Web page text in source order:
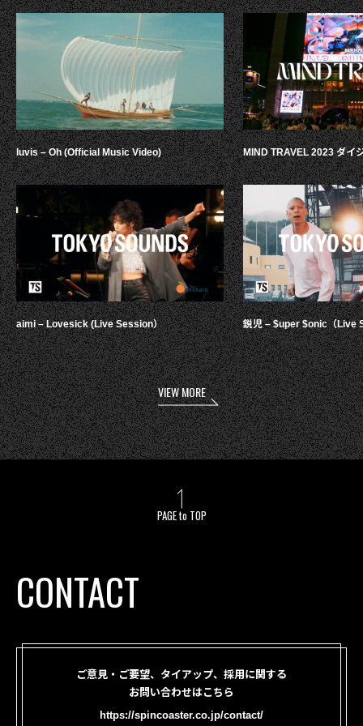
luvis – Oh (Official Music Video)
aimi – Lovesick (Live Session）
MIND TRAVEL 2023 ダイ
鋭児 – $uper $onic（Live
VIEW MORE
PAGE to TOP
CONTACT
ご意見・ご要望、タイアップ、採用に関する
お問い合わせはこちら
https://spincoaster.co.jp/contact/